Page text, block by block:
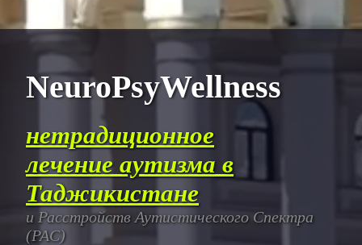
NeuroPsyWellness
нетрадиционное
лечение аутизма в
Таджикистане
и Расстройств Аутистического Спектра
(РАС)